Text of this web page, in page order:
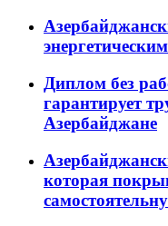
Диплом без
гарантирует
Азербайджане
которая